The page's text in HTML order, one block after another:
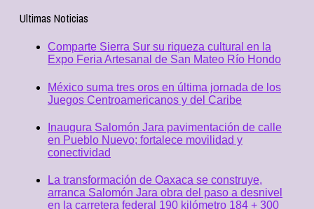
Ultimas Noticias
Comparte Sierra Sur su riqueza cultural en la
Expo Feria Artesanal de San Mateo Río Hondo
México suma tres oros en última jornada de los
Juegos Centroamericanos y del Caribe
Inaugura Salomón Jara pavimentación de calle
en Pueblo Nuevo; fortalece movilidad y
conectividad
La transformación de Oaxaca se construye,
arranca Salomón Jara obra del paso a desnivel
en la carretera federal 190 kilómetro 184 + 300